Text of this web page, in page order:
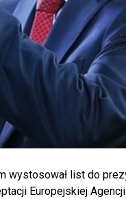
wystosował list do
Europejskiej